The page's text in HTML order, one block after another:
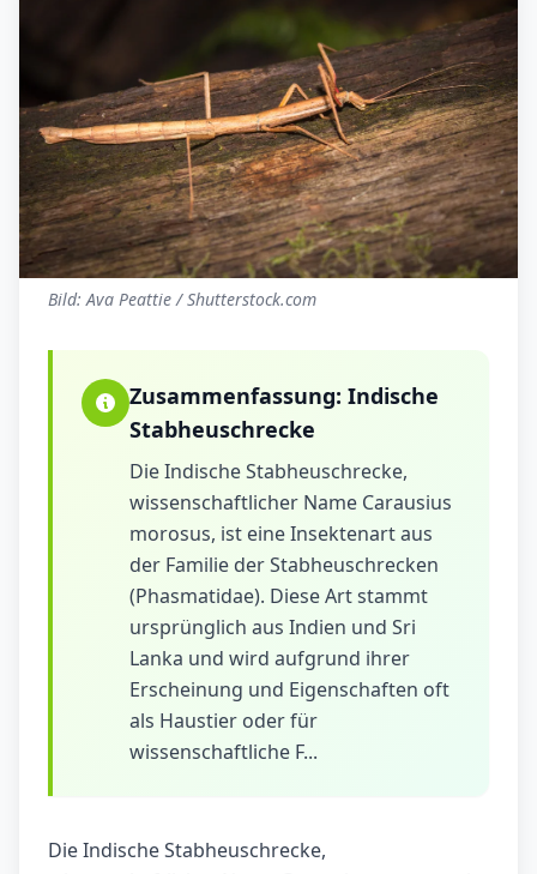
Bild: Ava Peattie / Shutterstock.com
Zusammenfassung: Indische
Stabheuschrecke
Die Indische Stabheuschrecke,
wissenschaftlicher Name Carausius
morosus, ist eine Insektenart aus
der Familie der Stabheuschrecken
(Phasmatidae). Diese Art stammt
ursprünglich aus Indien und Sri
Lanka und wird aufgrund ihrer
Erscheinung und Eigenschaften oft
als Haustier oder für
wissenschaftliche F...
Die Indische Stabheuschrecke,